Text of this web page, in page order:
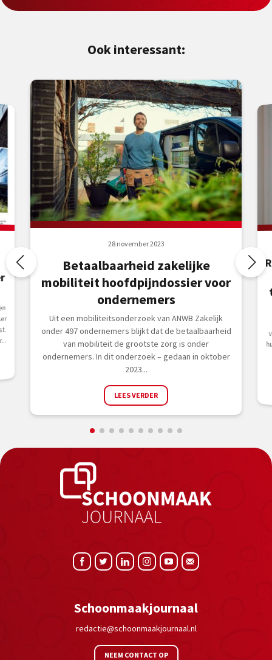
Ook interessant:
28 november 2023
Betaalbaarheid zakelijke
mobiliteit hoofdpijndossier voor
ondernemers
Uit een mobiliteitsonderzoek van ANWB Zakelijk
onder 497 ondernemers blijkt dat de betaalbaarheid
van mobiliteit de grootste zorg is onder
ondernemers. In dit onderzoek – gedaan in oktober
2023...
LEES VERDER
Schoonmaakjournaal
redactie@schoonmaakjournaal.nl
NEEM CONTACT OP